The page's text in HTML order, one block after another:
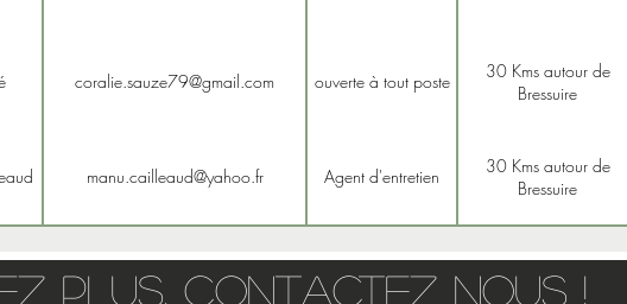
coralie.sauze79@gmail.com ouverte à tout poste
30 Kms autour de
Bressuire
manu.cailleaud@yahoo.fr Agent d'entretien
30 Kms autour de
Bressuire
plus, contactez nous !